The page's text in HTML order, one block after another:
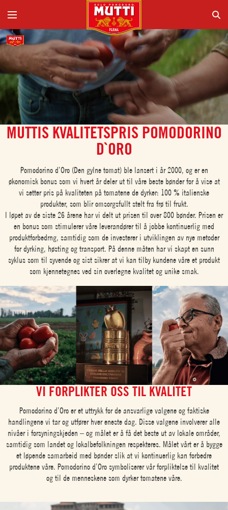
MUTTIS KVALITETSPRIS POMODORINO
D`ORO
Pomodorino d’Oro (Den gylne tomat) ble lansert i år 2000, og er en
økonomisk bonus som vi hvert år deler ut til våre beste bønder for å vise at
vi setter pris på kvaliteten på tomatene de dyrker: 100 % italienske
produkter, som blir omsorgsfullt stelt fra frø til frukt.
I løpet av de siste 26 årene har vi delt ut prisen til over 800 bønder. Prisen er
en bonus som stimulerer våre leverandører til å jobbe kontinuerlig med
produktforbedrng, samtidig som de investerer i utviklingen av nye metoder
for dyrking, høsting og transport. På denne måten har vi skapt en sunn
syklus som til syvende og sist sikrer at vi kan tilby kundene våre et produkt
som kjennetegnes ved sin overlegne kvalitet og unike smak.
VI FORPLIKTER OSS TIL KVALITET
Pomodorino d’Oro er et uttrykk for de ansvarlige valgene og faktiske
handlingene vi tar og utfører hver eneste dag. Disse valgene involverer alle
nivåer i forsyningskjeden – og målet er å få det beste ut av lokale områder,
samtidig som landet og lokalbefolkningen respekteres. Målet vårt er å bygge
et løpende samarbeid med bønder slik at vi kontinuerlig kan forbedre
produktene våre. Pomodorino d’Oro symboliserer vår forpliktelse til kvalitet
og til de menneskene som dyrker tomatene våre.